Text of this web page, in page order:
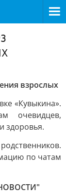
взрослых
«Кувыкина».
очевидцев,
здоровья.
по чатам